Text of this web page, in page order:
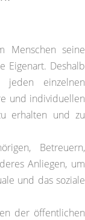
Menschen seine
Eigenart. Deshalb
einzelnen
und individuellen
erhalten und zu
Betreuern,
Anliegen, um
und das soziale
der öffentlichen